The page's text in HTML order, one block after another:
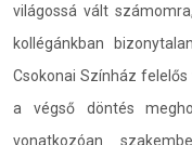
világossá vált
kollégánkban
Csokonai Színház
a végső döntés
vonatkozóan